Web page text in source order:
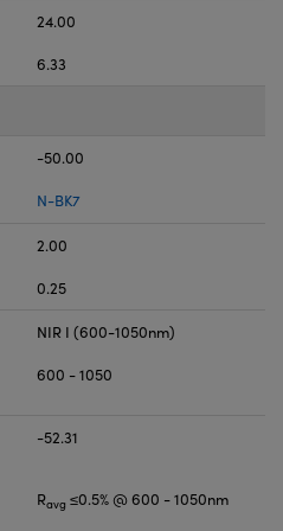
24.00
6.33
-50.00
N-BK7
2.00
0.25
NIR I (600-1050nm)
600 - 1050
-52.31
Ravg ≤0.5% @ 600 - 1050nm